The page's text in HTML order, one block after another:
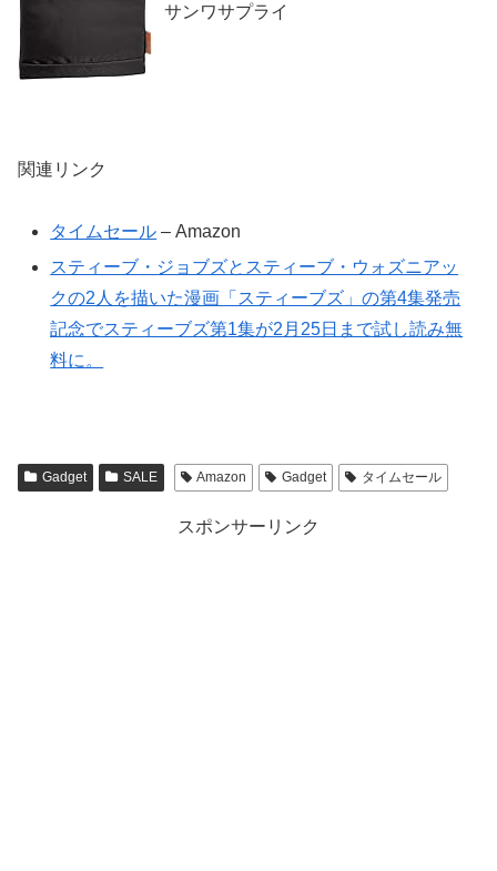
サンワサプライ
関連リンク
タイムセール – Amazon
スティーブ・ジョブズとスティーブ・ウォズニアッ
クの2人を描いた漫画「スティーブズ」の第4集発売
記念でスティーブズ第1集が2月25日まで試し読み無
料に。
Gadget SALE Amazon Gadget タイムセール
スポンサーリンク